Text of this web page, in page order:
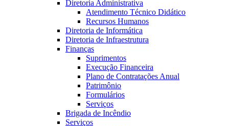
Diretoria Administrativa
Atendimento Técnico Didático
Recursos Humanos
Diretoria de Informática
Diretoria de Infraestrutura
Finanças
Suprimentos
Execução Financeira
Plano de Contratações Anual
Patrimônio
Formulários
Serviços
Brigada de Incêndio
Serviços